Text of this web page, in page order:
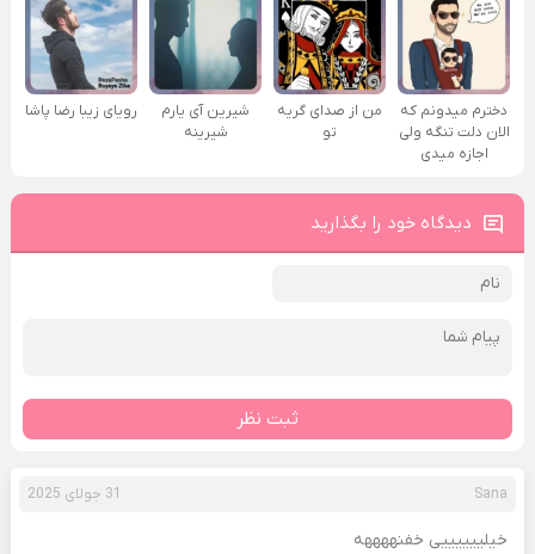
دخترم میدونم که
الان دلت تنگه ولی
اجازه میدی
من از صدای گريه
تو
شیرین آی یارم
شیرینه
رویای زیبا رضا پاشا
دیدگاه خود را بگذارید
ثبت نظر
Sana 31 جولای 2025
خیلییییییی خفنههههه